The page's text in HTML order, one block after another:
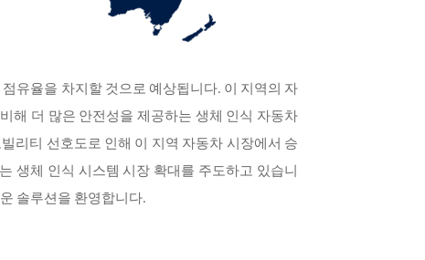
유율을 차지할 것으로 예상됩니다. 이 지역의 자
해 더 많은 안전성을 제공하는 생체 인식 자동차
리티 선호도로 인해 이 지역 자동차 시장에서 승
생체 인식 시스템 시장 확대를 주도하고 있습니
솔루션을 환영합니다.